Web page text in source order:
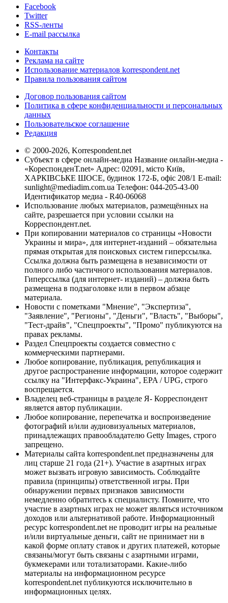
Facebook
Twitter
RSS-ленты
E-mail рассылка
Контакты
Реклама на сайте
Использование материалов korrespondent.net
Правила пользования сайтом
Договор пользования сайтом
Политика в сфере конфиденциальности и персональных
данных
Пользовательское соглашение
Редакция
© 2000-2026, Korrespondent.net
Субъект в сфере онлайн-медиа Название онлайн-медиа -
«КореспонденТ.net» Адрес: 02091, місто Київ,
ХАРКІВСЬКЕ ШОСЕ, будинок 172-Б, офіс 208/1 E-mail:
sunlight@mediadim.com.ua Телефон: 044-205-43-00
Идентификатор медиа - R40-06068
Использование любых материалов, размещённых на
сайте, разрешается при условии ссылки на
Корреспондент.net.
При копировании материалов со страницы «Новости
Украины и мира», для интернет-изданий – обязательна
прямая открытая для поисковых систем гиперссылка.
Ссылка должна быть размещена в независимости от
полного либо частичного использования материалов.
Гиперссылка (для интернет- изданий) – должна быть
размещена в подзаголовке или в первом абзаце
материала.
Новости с пометками "Мнение", "Экспертиза",
"Заявление", "Регионы", "Деньги", "Власть", "Выборы",
"Тест-драйв", "Спецпроекты", "Промо" публикуются на
правах рекламы.
Раздел Спецпроекты создается совместно с
коммерческими партнерами.
Любое копирование, публикация, републикация и
другое распространение информации, которое содержит
ссылку на "Интерфакс-Украина", EPA / UPG, строго
воспрещается.
Владелец веб-страницы в разделе Я- Корреспондент
является автор публикации.
Любое копирование, перепечатка и воспроизведение
фотографий и/или аудиовизуальных материалов,
принадлежащих правообладателю Getty Images, строго
запрещено.
Материалы сайта korrespondent.net предназначены для
лиц старше 21 года (21+). Участие в азартных играх
может вызвать игровую зависимость. Соблюдайте
правила (принципы) ответственной игры. При
обнаружении первых признаков зависимости
немедленно обратитесь к специалисту. Помните, что
участие в азартных играх не может являться источником
доходов или альтернативой работе. Информационный
ресурс korrespondent.net не проводит игры на реальные
и/или виртуальные деньги, сайт не принимает ни в
какой форме оплату ставок и других платежей, которые
связаны/могут быть связаны с азартными играми,
букмекерами или тотализаторами. Какие-либо
материалы на информационном ресурсе
korrespondent.net публикуются исключительно в
информационных целях.